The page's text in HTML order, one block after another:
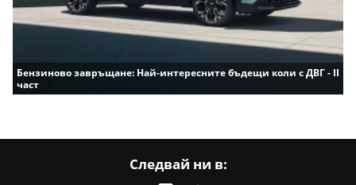
Бензиново завръщане: Най-интересните бъдещи коли с ДВГ - II
част
Следвай ни в: